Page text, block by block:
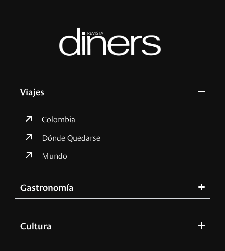
Viajes
Colombia
Dónde Quedarse
Mundo
Gastronomía
Cultura